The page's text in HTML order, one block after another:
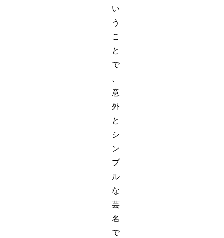
い
う
こ
と
で
意
外
と
シ
ン
プ
ル
な
芸
名
で